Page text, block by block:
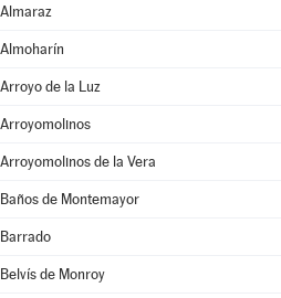
Almaraz
Almoharín
Arroyo de la Luz
Arroyomolinos
Arroyomolinos de la Vera
Baños de Montemayor
Barrado
Belvís de Monroy